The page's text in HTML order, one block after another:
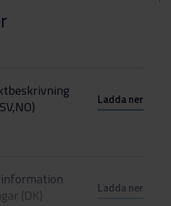
Ladda ner
(DK)
Ladda ner